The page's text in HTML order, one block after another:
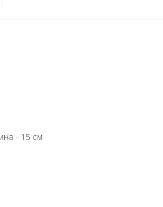
- 15 см